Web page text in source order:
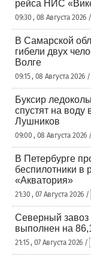
рейса НИС
09:30 , 08 Августа 2026
В Самарской
гибели двух
Волге
09:15 , 08 Августа 2026
Буксир
спустят на
Лушников
09:00 , 08 Августа 2026
В Петербурге
беспилотники в
«Акватория»
21:30 , 07 Августа 2026 /
Северный завоз
выполнен на
21:15 , 07 Августа 2026 /